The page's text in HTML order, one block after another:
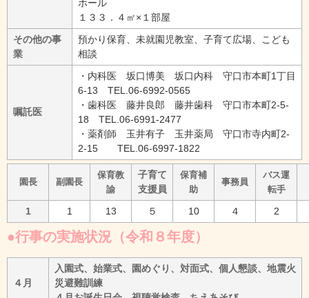
ホール
１３３．４㎡×１部屋
その他の事
業
預かり保育、未就園児教室、子育て広場、こども
相談
嘱託医
・内科医 坂口博美 坂口内科 守口市本町1丁目
6-13 TEL.06-6992-0565
・歯科医 藤井良郎 藤井歯科 守口市本町2‐5‐
18 TEL.06-6991-2477
・薬剤師 玉井有子 玉井薬局 守口市寺内町2-
2-15 TEL.06-6997-1822
園長 副園長
保育教
諭
子育て
支援員
保育補
助
事務員
バス運
転手
1 1 13 ５ 10 ４ 2
●行事の実施状況（令和８年度）
４月
入園式、始業式、園めぐり、対面式、個人懇談、地震火
災避難訓練